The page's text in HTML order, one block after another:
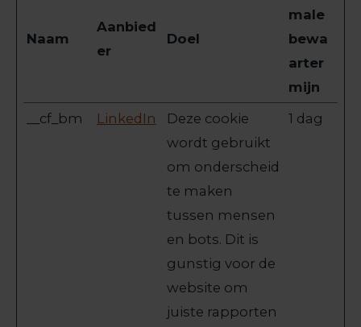
Naam
Aanbied
er
Doel
male
bewa
arter
mijn
__cf_bm
LinkedIn
Deze cookie
wordt gebruikt
om onderscheid
te maken
tussen mensen
en bots. Dit is
gunstig voor de
website om
juiste rapporten
1 dag